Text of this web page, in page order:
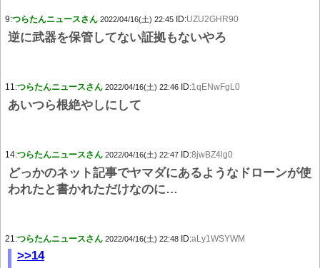
9:つらたんニュースさん 2022/04/16(土) 22:45 ID:UZU2GHR90
逆に武器を保管してない証拠もないやろ
11:つらたんニュースさん 2022/04/16(土) 22:46 ID:1qENwFgL0
あいつら根絶やしにして
14:つらたんニュースさん 2022/04/16(土) 22:47 ID:8jwBZ4lg0
どっかのネット記事でヤマダにあるようなドローンが使
われたと書かれただけなのに…
21:つらたんニュースさん 2022/04/16(土) 22:48 ID:aLy1WSYWM
>>14